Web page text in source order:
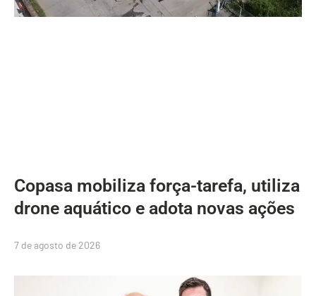
Copasa mobiliza força-tarefa, utiliza
drone aquático e adota novas ações
7 de agosto de 2026